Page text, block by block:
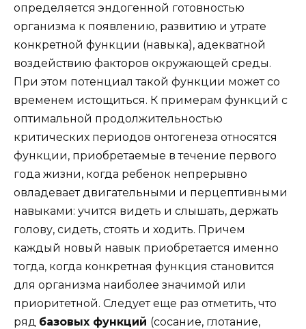
определяется эндогенной готовностью
организма к появлению, развитию и утрате
конкретной функции (навыка), адекватной
воздействию факторов окружающей среды.
При этом потенциал такой функции может со
временем истощиться. К примерам функций с
оптимальной продолжительностью
критических периодов онтогенеза относятся
функции, приобретаемые в течение первого
года жизни, когда ребенок непрерывно
овладевает двигательными и перцептивными
навыками: учится видеть и слышать, держать
голову, сидеть, стоять и ходить. Причем
каждый новый навык приобретается именно
тогда, когда конкретная функция становится
для организма наиболее значимой или
приоритетной. Следует еще раз отметить, что
ряд базовых функций (сосание, глотание,